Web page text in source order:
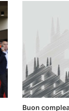
Buon